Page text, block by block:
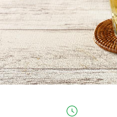
みりん風・料理酒
つゆ
スープ
商品ブランドサイト
Fibee（ファイビー）
くらしプラ酢
カンタン酢
企業情報
国内事業概要
ミツカングループについて
企業理念
ミツカンを知る